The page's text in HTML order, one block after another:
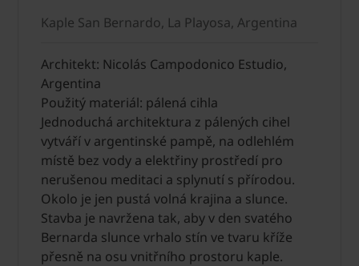
Kaple San Bernardo, La Playosa, Argentina
Architekt: Nicolás Campodonico Estudio,
Argentina
Použitý materiál: pálená cihla
Jednoduchá architektura z pálených cihel
vytváří v argentinské pampě, na odlehlém
místě bez vody a elektřiny prostředí pro
nerušenou meditaci a splynutí s přírodou.
Okolo je jen pustá volná krajina a slunce.
Stavba je navržena tak, aby v den svatého
Bernarda slunce vrhalo stín ve tvaru kříže
přesně na osu vnitřního prostoru kaple.